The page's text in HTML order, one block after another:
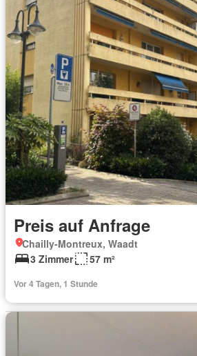
Preis auf Anfrage
Chailly-Montreux, Waadt
3 Zimmer
57 m²
Vor 4 Tagen, 1 Stunde